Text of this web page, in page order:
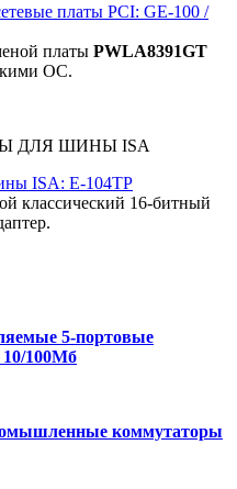
платы PCI: GE-100 /
платы PWLA8391GT
ОС.
ДЛЯ ШИНЫ ISA
ISA: E-104TP
классический 16-битный
5-портовые
100Мб
коммутаторы